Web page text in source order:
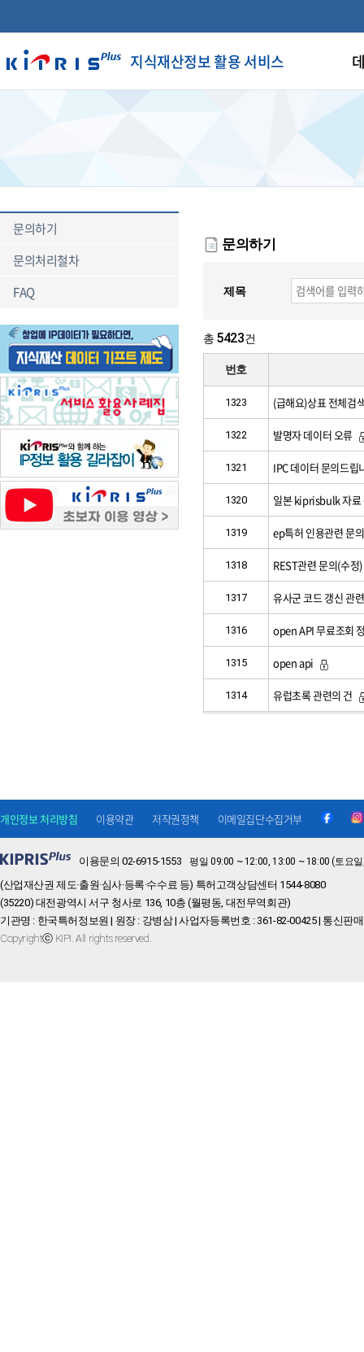
지식재산정보 활용 서비스
문의하기
문의처리철차
FAQ
문의하기
제목
총 5423건
번호
1323 (급해요)상표 전체검
1322 발명자 데이터 오류
1321 IPC 데이터 문의드립
1320 일본 kiprisbulk 자료
1319 ep특허 인용관련 문
1318 REST관련 문의(수정)
1317 유사군 코드 갱신 관
1316 open API 무료조회
1315 open api
1314 유럽초록 관련의 건
이용문의 02-6915-1553 평일 09:00 ~ 12:00, 13:00 ~ 18:00 (토요
(산업재산권 제도·출원·심사·등록·수수료 등) 특허고객상담센터 1544-8080
(35220) 대전광역시 서구 청사로 136, 10층 (월평동, 대전무역회관)
기관명 : 한국특허정보원 | 원장 : 강병삼 | 사업자등록번호 : 361-82-00425 | 통신판
Copyrightⓒ KIPI. All rights reserved.
개인정보 처리방침 이용약관 저작권정책 이메일집단수집거부